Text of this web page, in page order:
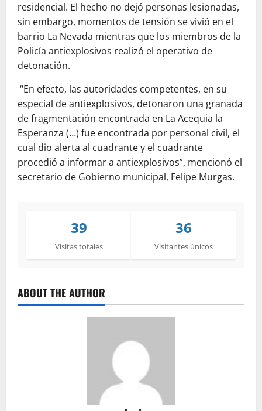
residencial. El hecho no dejó personas lesionadas,
sin embargo, momentos de tensión se vivió en el
barrio La Nevada mientras que los miembros de la
Policía antiexplosivos realizó el operativo de
detonación.
“En efecto, las autoridades competentes, en su
especial de antiexplosivos, detonaron una granada
de fragmentación encontrada en La Acequia la
Esperanza (…) fue encontrada por personal civil, el
cual dio alerta al cuadrante y el cuadrante
procedió a informar a antiexplosivos”, mencionó el
secretario de Gobierno municipal, Felipe Murgas.
39
Visitas totales
36
Visitantes únicos
ABOUT THE AUTHOR